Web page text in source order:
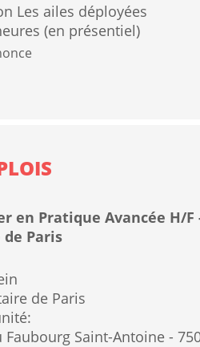
Les ailes déployées
(en présentiel)
en Pratique Avancée H/F
Paris
de Paris
Faubourg Saint-Antoine -